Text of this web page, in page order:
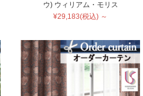
ウ) ウィリアム・モリス
¥29,183(税込) ～